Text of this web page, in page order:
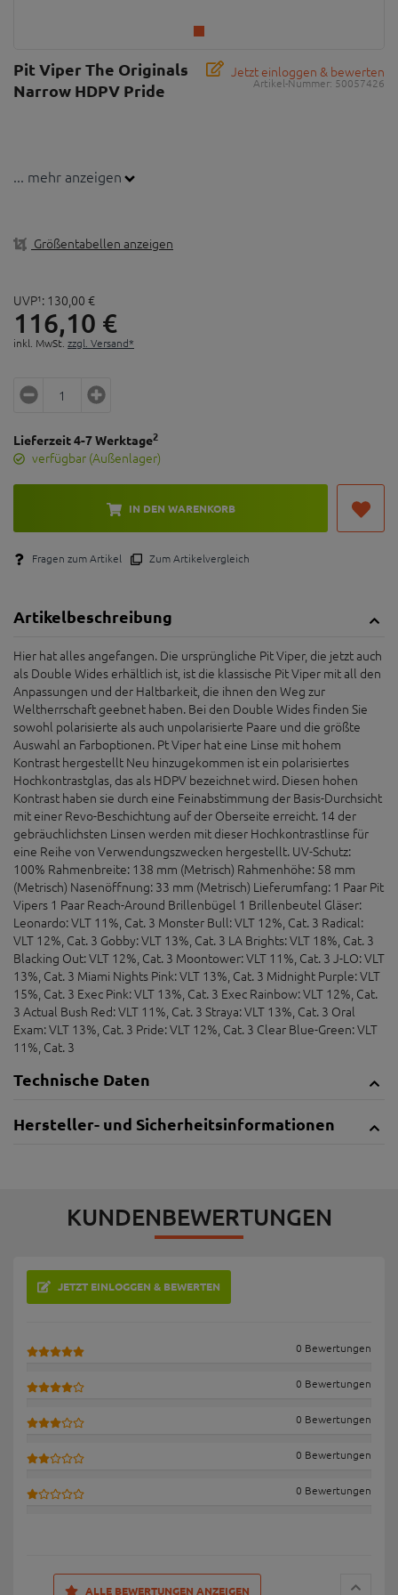
Jetzt einloggen & bewerten
Artikel-Nummer: 50057426
Pit Viper The Originals
Narrow HDPV Pride
... mehr anzeigen
Größentabellen anzeigen
UVP¹: 130, 00 €
116,10 €
inkl. MwSt. zzgl. Versand*
Lieferzeit 4-7 Werktage2
verfügbar (Außenlager)
IN DEN WARENKORB
Fragen zum Artikel Zum Artikelvergleich
Artikelbeschreibung
Hier hat alles angefangen. Die ursprüngliche Pit Viper, die jetzt auch
als Double Wides erhältlich ist, ist die klassische Pit Viper mit all den
Anpassungen und der Haltbarkeit, die ihnen den Weg zur
Weltherrschaft geebnet haben. Bei den Double Wides finden Sie
sowohl polarisierte als auch unpolarisierte Paare und die größte
Auswahl an Farboptionen. Pt Viper hat eine Linse mit hohem
Kontrast hergestellt Neu hinzugekommen ist ein polarisiertes
Hochkontrastglas, das als HDPV bezeichnet wird. Diesen hohen
Kontrast haben sie durch eine Feinabstimmung der Basis-Durchsicht
mit einer Revo-Beschichtung auf der Oberseite erreicht. 14 der
gebräuchlichsten Linsen werden mit dieser Hochkontrastlinse für
eine Reihe von Verwendungszwecken hergestellt. UV-Schutz:
100% Rahmenbreite: 138 mm (Metrisch) Rahmenhöhe: 58 mm
(Metrisch) Nasenöffnung: 33 mm (Metrisch) Lieferumfang: 1 Paar Pit
Vipers 1 Paar Reach-Around Brillenbügel 1 Brillenbeutel Gläser:
Leonardo: VLT 11%, Cat. 3 Monster Bull: VLT 12%, Cat. 3 Radical:
VLT 12%, Cat. 3 Gobby: VLT 13%, Cat. 3 LA Brights: VLT 18%, Cat. 3
Blacking Out: VLT 12%, Cat. 3 Moontower: VLT 11%, Cat. 3 J-LO: VLT
13%, Cat. 3 Miami Nights Pink: VLT 13%, Cat. 3 Midnight Purple: VLT
15%, Cat. 3 Exec Pink: VLT 13%, Cat. 3 Exec Rainbow: VLT 12%, Cat.
3 Actual Bush Red: VLT 11%, Cat. 3 Straya: VLT 13%, Cat. 3 Oral
Exam: VLT 13%, Cat. 3 Pride: VLT 12%, Cat. 3 Clear Blue-Green: VLT
11%, Cat. 3
Technische Daten
Hersteller- und Sicherheitsinformationen
KUNDENBEWERTUNGEN
JETZT EINLOGGEN & BEWERTEN
0 Bewertungen
0 Bewertungen
0 Bewertungen
0 Bewertungen
0 Bewertungen
ALLE BEWERTUNGEN ANZEIGEN